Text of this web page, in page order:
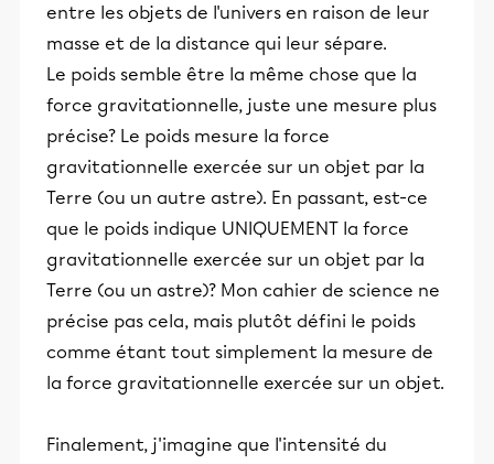
entre les objets de l'univers en raison de leur
masse et de la distance qui leur sépare.
Le poids semble être la même chose que la
force gravitationnelle, juste une mesure plus
précise? Le poids mesure la force
gravitationnelle exercée sur un objet par la
Terre (ou un autre astre). En passant, est-ce
que le poids indique UNIQUEMENT la force
gravitationnelle exercée sur un objet par la
Terre (ou un astre)? Mon cahier de science ne
précise pas cela, mais plutôt défini le poids
comme étant tout simplement la mesure de
la force gravitationnelle exercée sur un objet.
Finalement, j'imagine que l'intensité du